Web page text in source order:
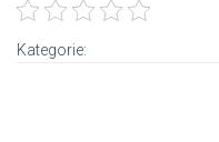
Kategorie: